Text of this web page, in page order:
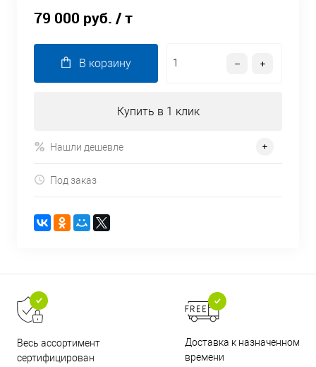
79 000 руб. / т
В корзину
Купить в 1 клик
Нашли дешевле
Под заказ
Весь ассортимент
сертифицирован
Доставка к назначенному
времени